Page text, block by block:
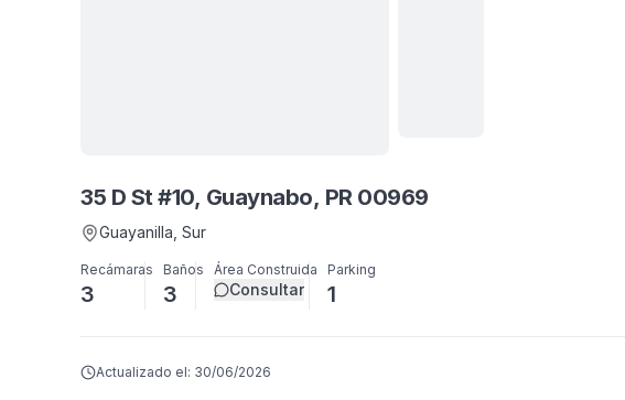
5fotos
35 D St #10, Guaynabo, PR 00969
Guayanilla , Sur
Recámaras
3
Baños
3
Área Construida
Consultar
Parking
1
Actualizado el: 30/06/2026